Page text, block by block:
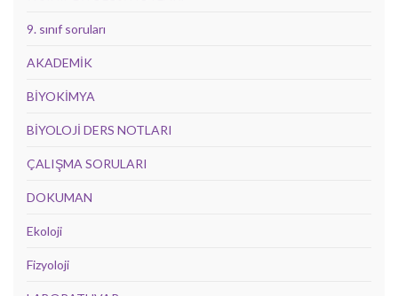
9. sınıf soruları
AKADEMİK
BİYOKİMYA
BİYOLOJİ DERS NOTLARI
ÇALIŞMA SORULARI
DOKUMAN
Ekoloji
Fizyoloji